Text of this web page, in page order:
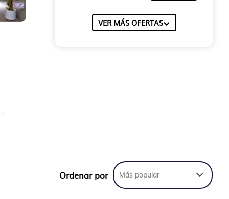
VER MÁS OFERTAS
Ordenar por Más popular